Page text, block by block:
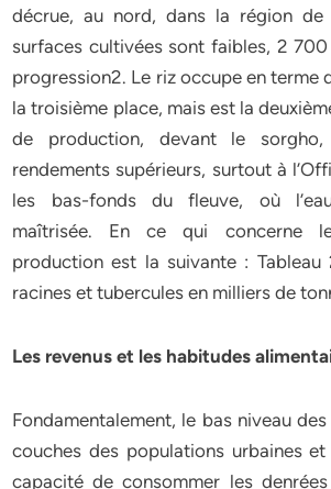
décrue, au nord, dans la région de
surfaces cultivées sont faibles, 2
progression2. Le riz occupe en terme
la troisième place, mais est la
de production, devant le
rendements supérieurs, surtout à
les bas-fonds du fleuve, où
maîtrisée. En ce qui concerne
production est la suivante :
racines et tubercules en milliers de
Les revenus et les habitudes
Fondamentalement, le bas niveau
couches des populations urbaines
capacité de consommer les